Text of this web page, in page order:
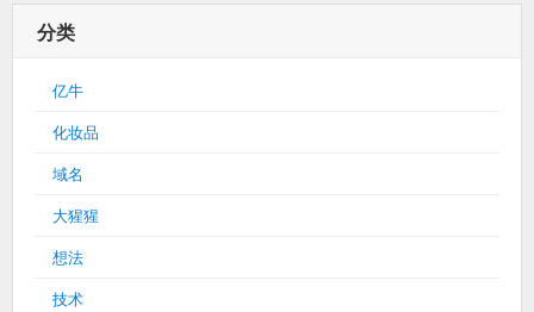
分类
亿牛
化妆品
域名
大猩猩
想法
技术